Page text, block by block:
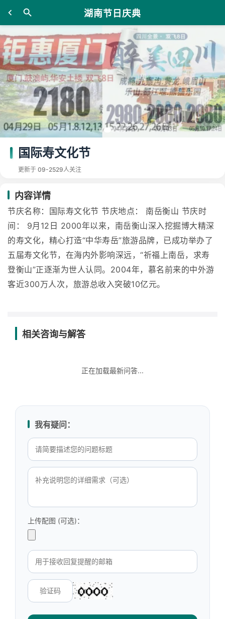
湖南节日庆典
国际寿文化节
更新于 09-2529人关注
内容详情
节庆名称：国际寿文化节 节庆地点： 南岳衡山 节庆时
间： 9月12日 2000年以来，南岳衡山深入挖掘博大精深
的寿文化，精心打造“中华寿岳”旅游品牌，已成功举办了
五届寿文化节，在海内外影响深远，“祈福上南岳，求寿
登衡山”正逐渐为世人认同。2004年，慕名前来的中外游
客近300万人次，旅游总收入突破10亿元。
相关咨询与解答
正在加载最新问答...
我有疑问：
上传配图 (可选)：